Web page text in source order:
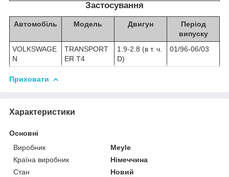
Застосування
Автомобіль Модель Двигун
Період
випуску
VOLKSWAGE
N
TRANSPORT
ER T4
1.9-2.8 (в т. ч.
D)
01/96-06/03
Приховати
Характеристики
Основні
Виробник
Meyle
Країна виробник
Німеччина
Стан
Новий